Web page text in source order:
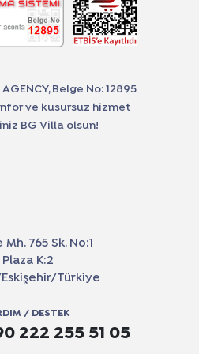
Belge No: 12895
ve kusursuz hizmet
BG Villa olsun!
765 Sk. No:1
K:2
Türkiye
/ DESTEK
222 255 51 05